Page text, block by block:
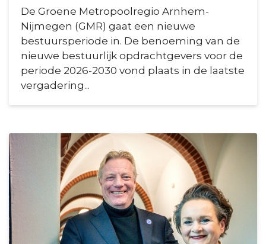
De Groene Metropoolregio Arnhem-
Nijmegen (GMR) gaat een nieuwe
bestuursperiode in. De benoeming van de
nieuwe bestuurlijk opdrachtgevers voor de
periode 2026-2030 vond plaats in de laatste
vergadering...